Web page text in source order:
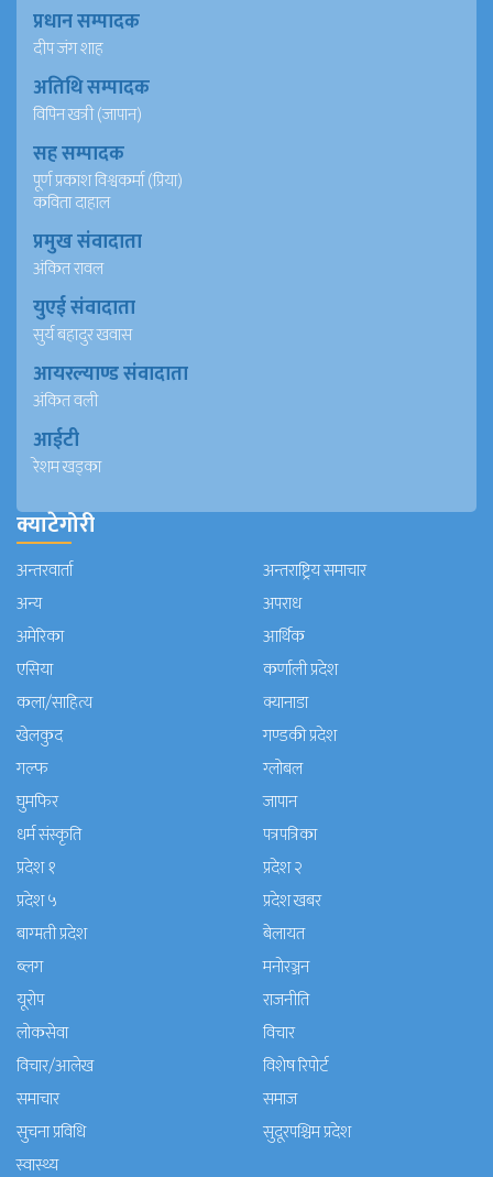
प्रधान सम्पादक
दीप जंग शाह
अतिथि सम्पादक
विपिन खत्री (जापान)
सह सम्पादक
पूर्ण प्रकाश विश्वकर्मा (प्रिया)
कविता दाहाल
प्रमुख संवादाता
अंकित रावल
युएई संवादाता
सुर्य बहादुर खवास
आयरल्याण्ड संवादाता
अंकित वली
आईटी
रेशम खड्का
क्याटेगोरी
अन्तरवार्ता
अन्तराष्ट्रिय समाचार
अन्य
अपराध
अमेरिका
आर्थिक
एसिया
कर्णाली प्रदेश
कला/साहित्य
क्यानाडा
खेलकुद
गण्डकी प्रदेश
गल्फ
ग्लोबल
घुमफिर
जापान
धर्म संस्कृति
पत्रपत्रिका
प्रदेश १
प्रदेश २
प्रदेश ५
प्रदेश खबर
बाग्मती प्रदेश
बेलायत
ब्लग
मनाेरञ्जन
यूरोप
राजनीति
लोकसेवा
विचार
विचार/आलेख
विशेष रिपोर्ट
समाचार
समाज
सुचना प्रविधि
सुदूरपश्चिम प्रदेश
स्वास्थ्य